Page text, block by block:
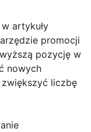
artykuły
promocji
pozycję w
nowych
liczbę